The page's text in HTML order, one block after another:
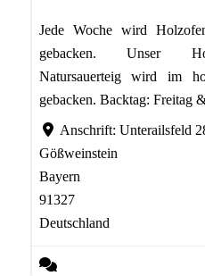
Jede Woche wird
gebacken. Unser
Natursauerteig wird im
gebacken. Backtag: Freitag
Anschrift: Unterailsfeld
Gößweinstein
Bayern
91327
Deutschland